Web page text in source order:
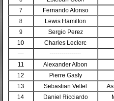
7
Fernando Alonso
8
Lewis Hamilton
9
Sergio Perez
10
Charles Leclerc
—
----------------
11
Alexander Albon
12
Pierre Gasly
13
Sebastian Vettel
14
Daniel Ricciardo